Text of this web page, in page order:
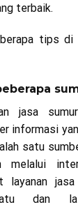
terbaik.
tips di
jasa
informasi
satu
layanan
dan